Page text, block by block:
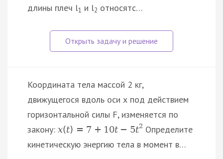
длины плеч l1 и l2 относятс…
Координата тела массой 2 кг,
движущегося вдоль оси х под действием
горизонтальной силы F, изменяется по
закону: x(t) = 7 + 10t − 5t2 Определите
кинетическую энергию тела в момент в…